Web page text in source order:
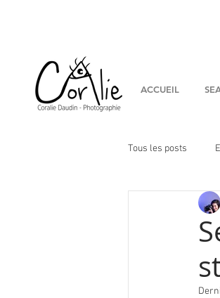
ACCUEIL
Tous les posts